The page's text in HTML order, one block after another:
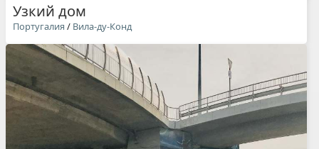
Узкий дом
Португалия / Вила-ду-Конд